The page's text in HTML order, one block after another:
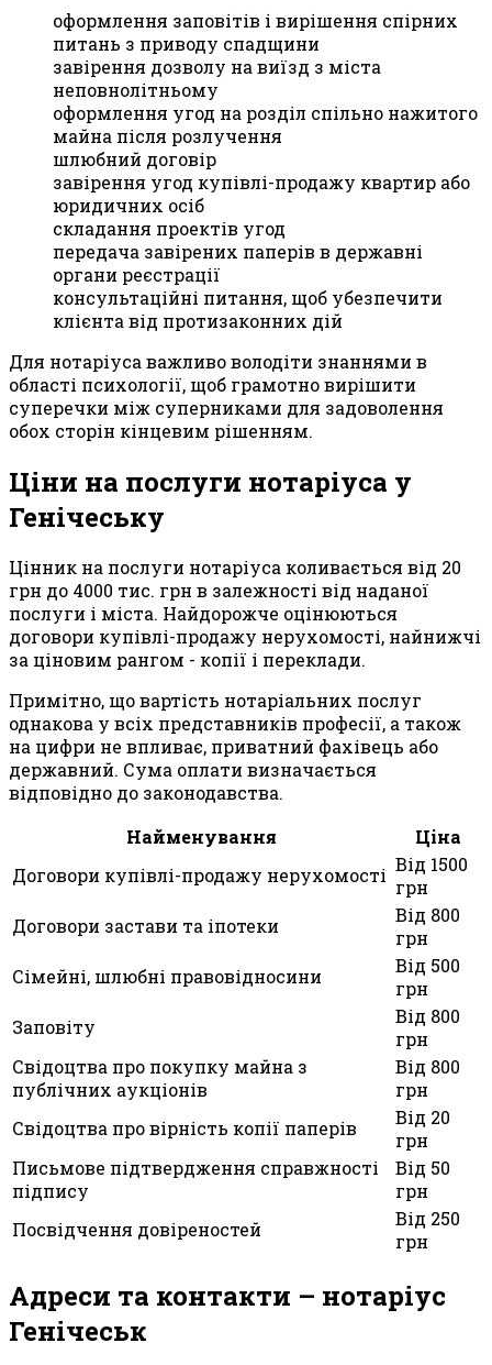
оформлення заповітів і вирішення спірних
питань з приводу спадщини
завірення дозволу на виїзд з міста
неповнолітньому
оформлення угод на розділ спільно нажитого
майна після розлучення
шлюбний договір
завірення угод купівлі-продажу квартир або
юридичних осіб
складання проектів угод
передача завірених паперів в державні
органи реєстрації
консультаційні питання, щоб убезпечити
клієнта від протизаконних дій
Для нотаріуса важливо володіти знаннями в
області психології, щоб грамотно вирішити
суперечки між суперниками для задоволення
обох сторін кінцевим рішенням.
Ціни на послуги нотаріуса у
Генічеську
Цінник на послуги нотаріуса коливається від 20
грн до 4000 тис. грн в залежності від наданої
послуги і міста. Найдорожче оцінюються
договори купівлі-продажу нерухомості, найнижчі
за ціновим рангом - копії і переклади.
Примітно, що вартість нотаріальних послуг
однакова у всіх представників професії, а також
на цифри не впливає, приватний фахівець або
державний. Сума оплати визначається
відповідно до законодавства.
Найменування
Ціна
Договори купівлі-продажу нерухомості Від 1500
грн
Договори застави та іпотеки
Від 800
грн
Сімейні, шлюбні правовідносини
Від 500
грн
Заповіту
Від 800
грн
Свідоцтва про покупку майна з
публічних аукціонів
Від 800
грн
Свідоцтва про вірність копії паперів
Від 20
грн
Письмове підтвердження справжності
підпису
Від 50
грн
Посвідчення довіреностей
Від 250
грн
Адреси та контакти – нотаріус
Генічеськ